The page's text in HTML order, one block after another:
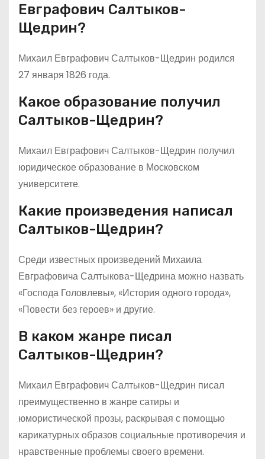
Евграфович Салтыков-
Щедрин?
Михаил Евграфович Салтыков-Щедрин родился
27 января 1826 года.
Какое образование получил
Салтыков-Щедрин?
Михаил Евграфович Салтыков-Щедрин получил
юридическое образование в Московском
университете.
Какие произведения написал
Салтыков-Щедрин?
Среди известных произведений Михаила
Евграфовича Салтыкова-Щедрина можно назвать
«Господа Головлевы», «История одного города»,
«Повести без героев» и другие.
В каком жанре писал
Салтыков-Щедрин?
Михаил Евграфович Салтыков-Щедрин писал
преимущественно в жанре сатиры и
юмористической прозы, раскрывая с помощью
карикатурных образов социальные противоречия и
нравственные проблемы своего времени.